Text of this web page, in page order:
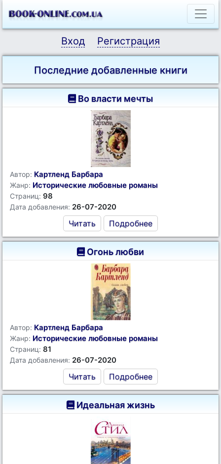
Вход Регистрация
Последние добавленные книги
Во власти мечты
Автор: Картленд Барбара
Жанр: Исторические любовные романы
Страниц: 98
Дата добавления: 26-07-2020
Читать Подробнее
Огонь любви
Автор: Картленд Барбара
Жанр: Исторические любовные романы
Страниц: 81
Дата добавления: 26-07-2020
Читать Подробнее
Идеальная жизнь